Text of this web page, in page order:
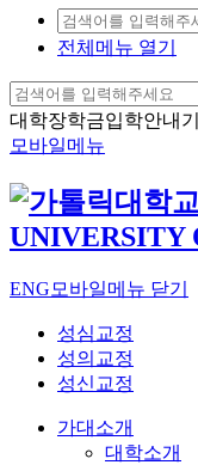
전체메뉴 열기
대학장학금입학안내
모바일메뉴
ENG 모바일메뉴 닫기
성심교정
성의교정
성신교정
가대소개
대학소개